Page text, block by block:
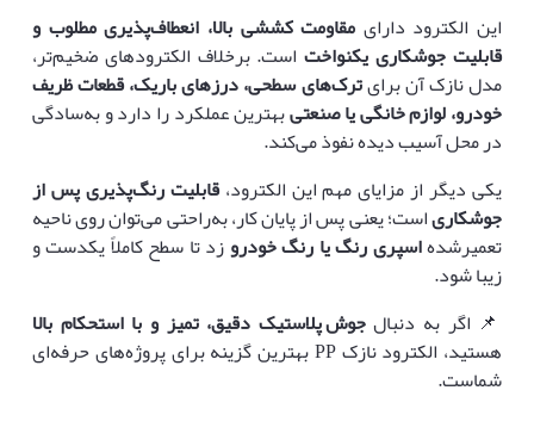
این الکترود دارای مقاومت کششی بالا، انعطاف‌پذیری مطلوب و
قابلیت جوشکاری یکنواختاست. برخلاف الکترودهای ضخیم‌تر،
مدل نازک آن برایترک‌های سطحی، درزهای باریک، قطعات ظریف
خودرو، لوازم خانگی یا صنعتیبهترین عملکرد را دارد و به‌سادگی
در محل آسیب دیده نفوذ می‌کند.
یکی دیگر از مزایای مهم این الکترود،قابلیت رنگ‌پذیری پس از
جوشکاریاست؛ یعنی پس از پایان کار، به‌راحتی می‌توان روی ناحیه
تعمیرشدهاسپری رنگ یا رنگ خودروزد تا سطح کاملاً یکدست و
زیبا شود.
📌 اگر به دنبالجوش‌ پلاستیک دقیق، تمیز و با استحکام بالا
هستید، الکترود نازک PP بهترین گزینه برای پروژه‌های حرفه‌ای
شماست.